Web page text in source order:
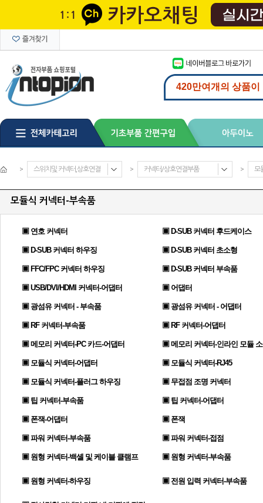
> 스위치및 커넥터,상호연결 > 커넥터/상호연결부품 > 모
모듈식 커넥터-부속품
▣ 연호 커넥터 ▣ D-SUB 커넥터 후드케이스
▣ D-SUB 커넥터 하우징 ▣ D-SUB 커넥터 초소형
▣ FFC/FPC 커넥터 하우징 ▣ D-SUB 커넥터 부속품
▣ USB/DVI/HDMI 커넥터-어댑터 ▣ 어댑터
▣ 광섬유 커넥터 - 부속품 ▣ 광섬유 커넥터 - 어댑터
▣ RF 커넥터-부속품 ▣ RF 커넥터-어댑터
▣ 메모리 커넥터-PC 카드-어댑터 ▣ 메모리 커넥터-인라인 모듈
▣ 모듈식 커넥터-어댑터 ▣ 모듈식 커넥터-RJ45
▣ 모듈식 커넥터-플러그 하우징 ▣ 무접점 조명 커넥터
▣ 팁 커넥터-부속품 ▣ 팁 커넥터-어댑터
▣ 폰잭-어댑터 ▣ 폰잭
▣ 파워 커넥터-부속품 ▣ 파워 커넥터-접점
▣ 원형 커넥터-백셸 및 케이블 클램프 ▣ 원형 커넥터-부속품
▣ 원형 커넥터-하우징 ▣ 전원 입력 커넥터-부속품